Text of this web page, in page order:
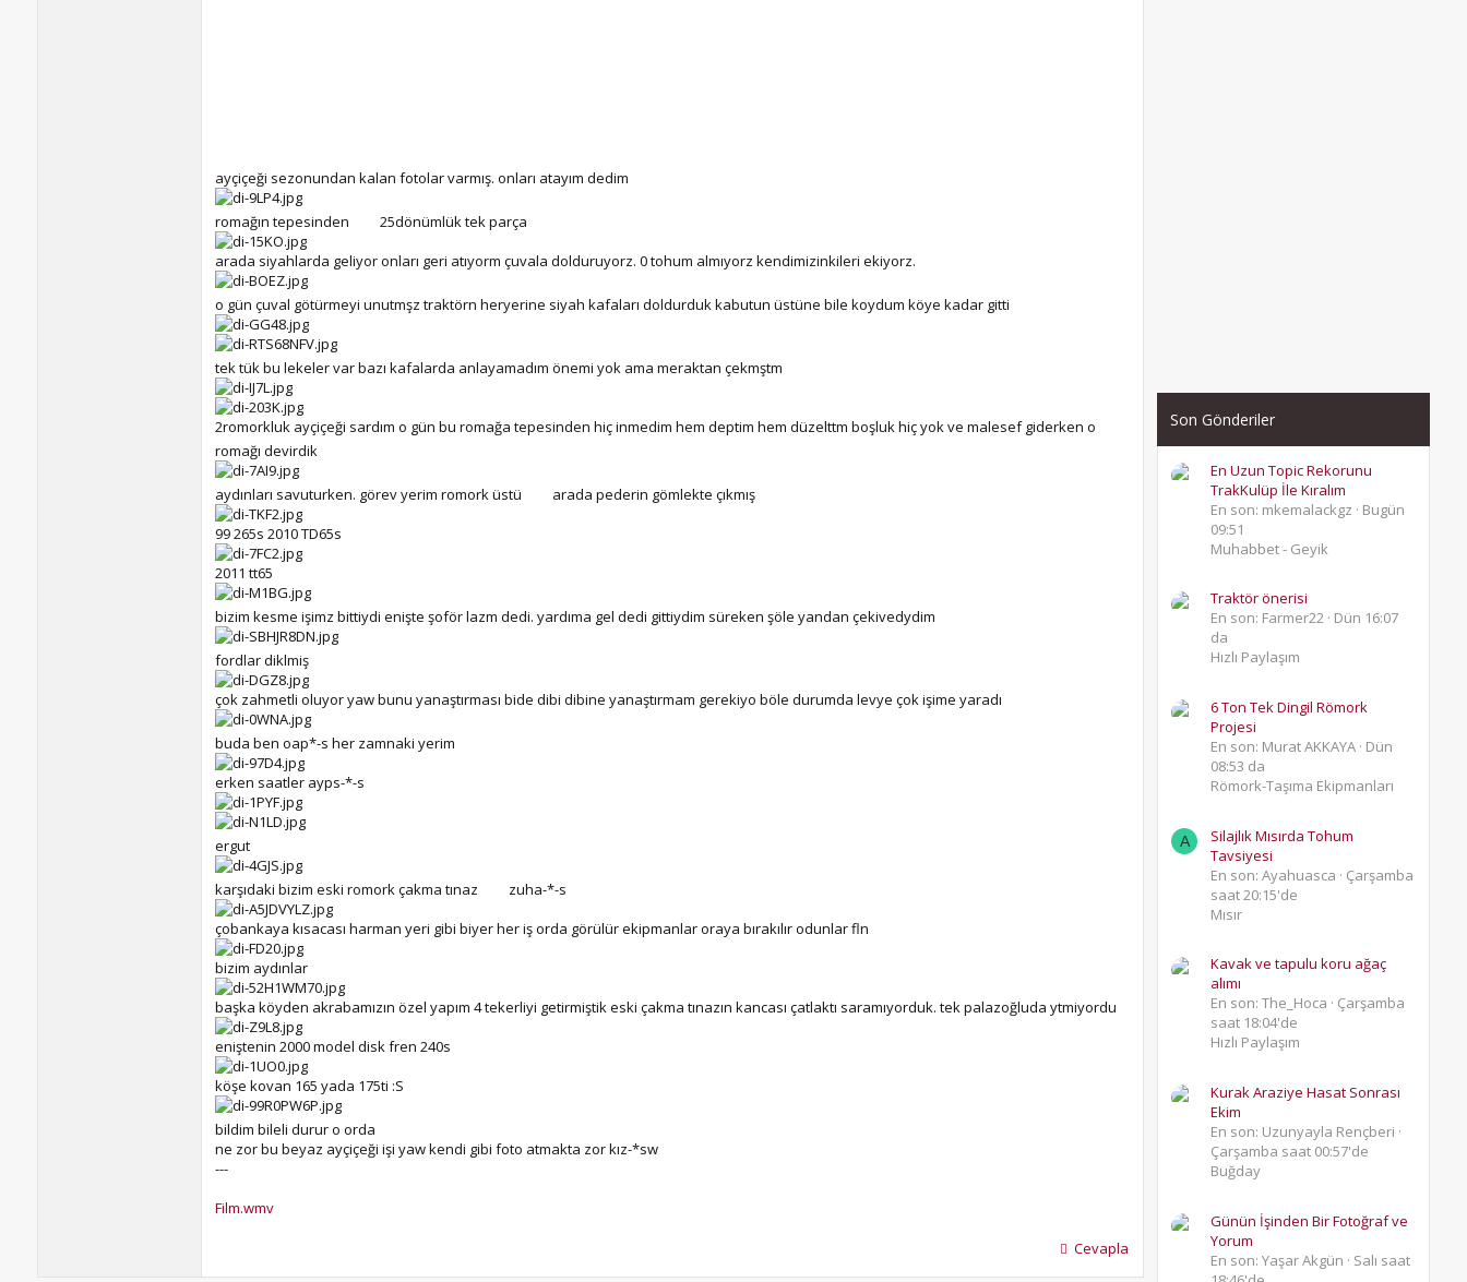
ayçiçeği sezonundan kalan fotolar varmış. onları atayım dedim
romağın tepesinden
25dönümlük tek parça
arada siyahlarda geliyor onları geri atıyorm çuvala dolduruyorz. 0 tohum almıyorz kendimizinkileri ekiyorz.
o gün çuval götürmeyi unutmşz traktörn heryerine siyah kafaları doldurduk kabutun üstüne bile koydum köye kadar gitti
tek tük bu lekeler var bazı kafalarda anlayamadım önemi yok ama meraktan çekmştm
2romorkluk ayçiçeği sardım o gün bu romağa tepesinden hiç inmedim hem deptim hem düzelttm boşluk hiç yok ve malesef giderken o
romağı devirdik
aydınları savuturken. görev yerim romork üstü
arada pederin gömlekte çıkmış
99 265s 2010 TD65s
2011 tt65
bizim kesme işimz bittiydi enişte şoför lazm dedi. yardıma gel dedi gittiydim süreken şöle yandan çekivedydim
fordlar diklmiş
çok zahmetli oluyor yaw bunu yanaştırması bide dibi dibine yanaştırmam gerekiyo böle durumda levye çok işime yaradı
buda ben oap*-s her zamnaki yerim
erken saatler ayps-*-s
ergut
karşıdaki bizim eski romork çakma tınaz
zuha-*-s
çobankaya kısacası harman yeri gibi biyer her iş orda görülür ekipmanlar oraya bırakılır odunlar fln
bizim aydınlar
başka köyden akrabamızın özel yapım 4 tekerliyi getirmiştik eski çakma tınazın kancası çatlaktı saramıyorduk. tek palazoğluda ytmiyordu
eniştenin 2000 model disk fren 240s
köşe kovan 165 yada 175ti :S
bildim bileli durur o orda
ne zor bu beyaz ayçiçeği işi yaw kendi gibi foto atmakta zor kız-*sw
---
Film.wmv
Cevapla
Son Gönderiler
En Uzun Topic Rekorunu
TrakKulüp İle Kıralım
En son: mkemalackgz
Bugün
09:51
Muhabbet - Geyik
Traktör önerisi
En son: Farmer22 Dün 16:07
da
Hızlı Paylaşım
6 Ton Tek Dingil Römork
Projesi
En son: Murat AKKAYA Dün
08:53 da
Römork-Taşıma Ekipmanları
A
Silajlık Mısırda Tohum
Tavsiyesi
En son: Ayahuasca
Çarşamba
saat 20:15'de
Mısır
Kavak ve tapulu koru ağaç
alımı
En son: The_Hoca
Çarşamba
saat 18:04'de
Hızlı Paylaşım
Kurak Araziye Hasat Sonrası
Ekim
En son: Uzunyayla Rençberi
Çarşamba saat 00:57'de
Buğday
Günün İşinden Bir Fotoğraf ve
Yorum
En son: Yaşar Akgün
Salı saat